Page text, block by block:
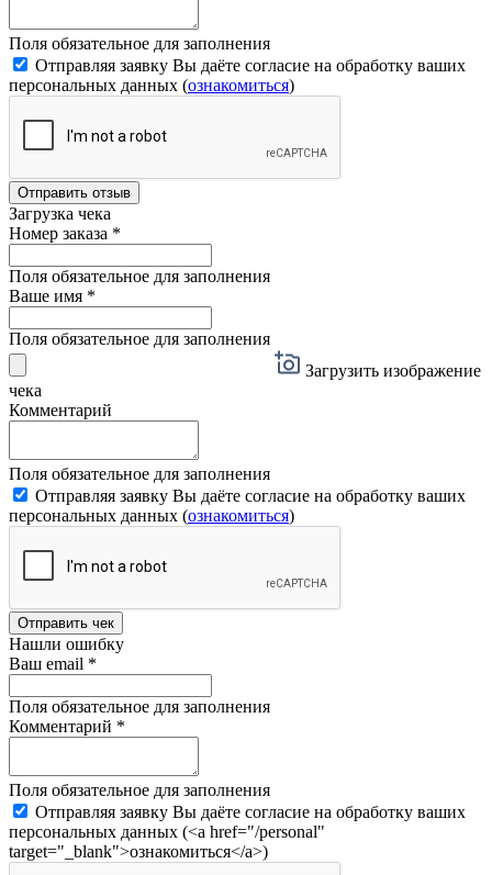
Поля обязательное для заполнения
Отправляя заявку Вы даёте согласие на обработку ваших
персональных данных (ознакомиться)
Отправить отзыв
Загрузка чека
Номер заказа *
Поля обязательное для заполнения
Ваше имя *
Поля обязательное для заполнения
Загрузить изображение
чека
Комментарий
Поля обязательное для заполнения
Отправляя заявку Вы даёте согласие на обработку ваших
персональных данных (ознакомиться)
Отправить чек
Нашли ошибку
Ваш email *
Поля обязательное для заполнения
Комментарий *
Поля обязательное для заполнения
Отправляя заявку Вы даёте согласие на обработку ваших
персональных данных (<a href="/personal"
target="_blank">ознакомиться</a>)